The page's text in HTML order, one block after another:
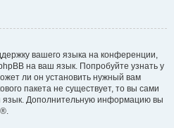
вашего языка на конференции,
на ваш язык. Попробуйте узнать у
ли он установить нужный вам
пакета не существует, то вы сами
язык. Дополнительную информацию вы
®.